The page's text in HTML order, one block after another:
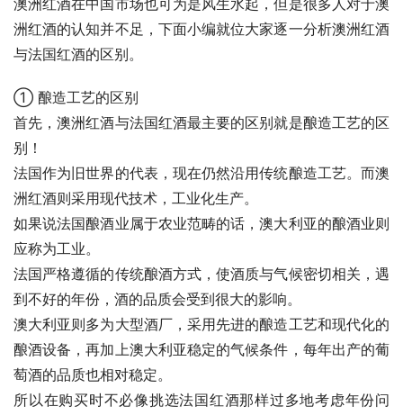
澳洲红酒在中国市场也可为是风生水起，但是很多人对于澳
洲红酒的认知并不足，下面小编就位大家逐一分析澳洲红酒
与法国红酒的区别。
① 酿造工艺的区别
首先，澳洲红酒与法国红酒最主要的区别就是酿造工艺的区
别！
法国作为旧世界的代表，现在仍然沿用传统酿造工艺。而澳
洲红酒则采用现代技术，工业化生产。
如果说法国酿酒业属于农业范畴的话，澳大利亚的酿酒业则
应称为工业。
法国严格遵循的传统酿酒方式，使酒质与气候密切相关，遇
到不好的年份，酒的品质会受到很大的影响。
澳大利亚则多为大型酒厂，采用先进的酿造工艺和现代化的
酿酒设备，再加上澳大利亚稳定的气候条件，每年出产的葡
萄酒的品质也相对稳定。
所以在购买时不必像挑选法国红酒那样过多地考虑年份问